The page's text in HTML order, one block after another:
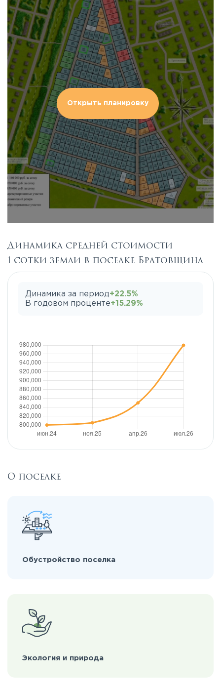
Открыть планировку
Динамика средней стоимости
1 сотки земли в поселке Братовщина
Динамика за период+22.5%
В годовом проценте+15.29%
О поселке
Обустройство поселка
Экология и природа